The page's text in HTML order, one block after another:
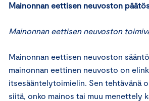
Mainonnan eettisen neuvoston
Mainonnan eettisen neuvoston
Mainonnan eettisen neuvoston
mainonnan eettinen neuvosto on
itsesääntelytoimielin. Sen tehtävänä
siitä, onko mainos tai muu menettely